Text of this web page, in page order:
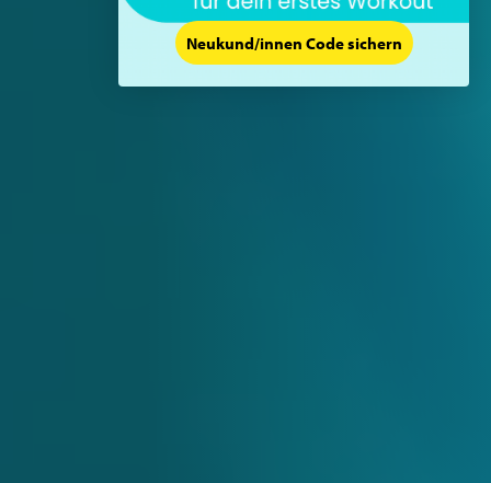
Neukund/innen Code sichern